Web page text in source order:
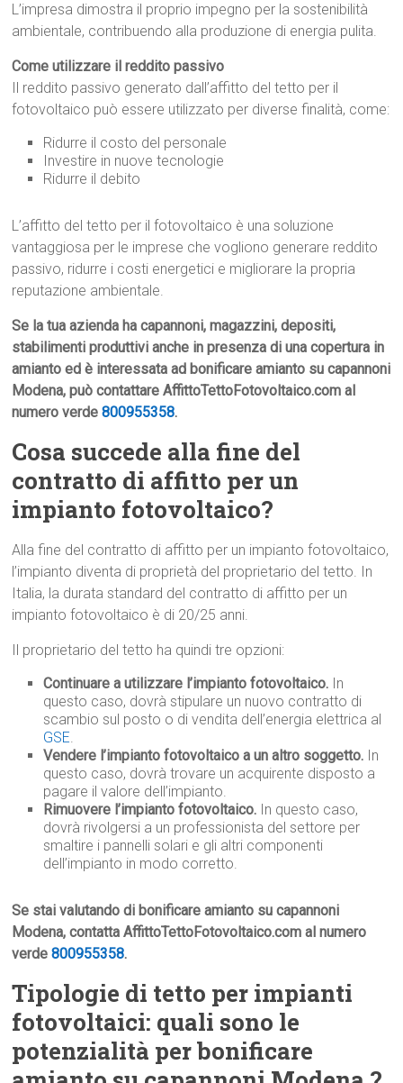
L’impresa dimostra il proprio impegno per la sostenibilità
ambientale, contribuendo alla produzione di energia pulita.
Come utilizzare il reddito passivo
Il reddito passivo generato dall’affitto del tetto per il
fotovoltaico può essere utilizzato per diverse finalità, come:
Ridurre il costo del personale
Investire in nuove tecnologie
Ridurre il debito
L’affitto del tetto per il fotovoltaico è una soluzione
vantaggiosa per le imprese che vogliono generare reddito
passivo, ridurre i costi energetici e migliorare la propria
reputazione ambientale.
Se la tua azienda ha capannoni, magazzini, depositi,
stabilimenti produttivi anche in presenza di una copertura in
amianto ed è interessata ad bonificare amianto su capannoni
Modena, può contattare AffittoTettoFotovoltaico.com al
numero verde800955358.
Cosa succede alla fine del
contratto di affitto per un
impianto fotovoltaico?
Alla fine del contratto di affitto per un impianto fotovoltaico,
l’impianto diventa di proprietà del proprietario del tetto. In
Italia, la durata standard del contratto di affitto per un
impianto fotovoltaico è di 20/25 anni.
Il proprietario del tetto ha quindi tre opzioni:
Continuare a utilizzare l’impianto fotovoltaico. In
questo caso, dovrà stipulare un nuovo contratto di
scambio sul posto o di vendita dell’energia elettrica al
GSE.
Vendere l’impianto fotovoltaico a un altro soggetto. In
questo caso, dovrà trovare un acquirente disposto a
pagare il valore dell’impianto.
Rimuovere l’impianto fotovoltaico. In questo caso,
dovrà rivolgersi a un professionista del settore per
smaltire i pannelli solari e gli altri componenti
dell’impianto in modo corretto.
Se stai valutando di bonificare amianto su capannoni
Modena, contatta AffittoTettoFotovoltaico.com al numero
verde800955358.
Tipologie di tetto per impianti
fotovoltaici: quali sono le
potenzialità per bonificare